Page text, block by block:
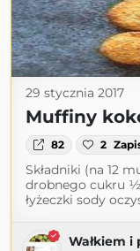
29 stycznia 2017
Muffiny
82 2
Składniki (na 12
drobnego cukru ½
łyżeczki sody
Wałkiem i